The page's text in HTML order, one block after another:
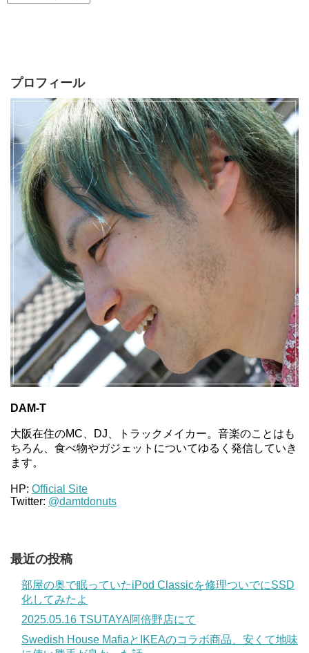
プロフィール
DAM-T
大阪在住のMC、DJ、トラックメイカー。音楽のことはも
ちろん、食べ物やガジェットについてゆるく発信していき
ます。
HP: Official Site
Twitter: @damtdonuts
最近の投稿
部屋の奥で眠っていたiPod Classicを修理ついでにSSD
化してみたよ
2025.05.16 TSUTAYA阿倍野店にて
Swedish House MafiaとIKEAのコラボ商品、安くて地味